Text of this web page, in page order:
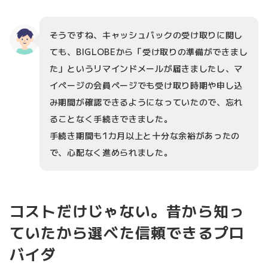
そうですね、キャッシュバックの受け取りに関し
ても、BIGLOBEから「受け取りの準備ができまし
た」というリマインドメールが届きましたし、マ
イページの会員ページでも受け取り時期や申し込
み期間が確認できるようになっていたので、忘れ
ることなく手続きできました。
手続き期間も1カ月以上と十分な余裕があったの
で、心配なく進められました。
コストだけじゃない。昔から知っ
ていたから選べた信頼できるプロ
バイダ